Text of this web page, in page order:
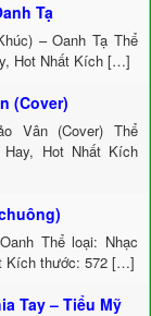
Tạ
– Oanh Tạ Thể
Hot Nhất Kích […]
(Cover)
Vân (Cover) Thể
Hot Nhất Kích
Thể loại: Nhạc
Kích thước: 572 […]
Tay – Tiểu Mỹ